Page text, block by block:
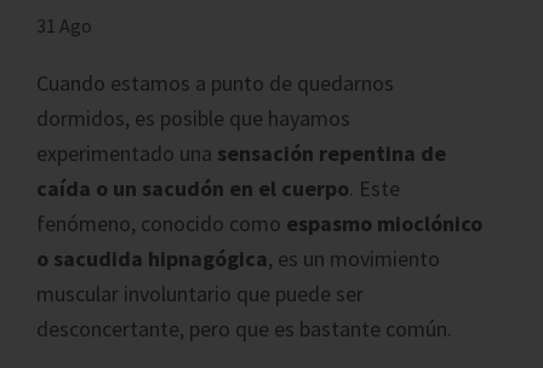
31 Ago
Cuando estamos a punto de quedarnos
dormidos, es posible que hayamos
experimentado una sensación repentina de
caída o un sacudón en el cuerpo. Este
fenómeno, conocido como espasmo mioclónico
o sacudida hipnagógica, es un movimiento
muscular involuntario que puede ser
desconcertante, pero que es bastante común.